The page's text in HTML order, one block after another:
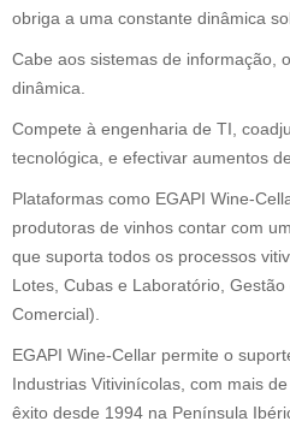
obriga a uma constante dinâmica
Cabe aos sistemas de informação,
dinâmica.
Compete à engenharia de TI,
tecnológica, e efectivar aumentos
Plataformas como EGAPI Wine-
produtoras de vinhos contar com
que suporta todos os processos
Lotes, Cubas e Laboratório,
Comercial).
EGAPI Wine-Cellar permite o
Industrias Vitivinícolas, com mais
êxito desde 1994 na Península